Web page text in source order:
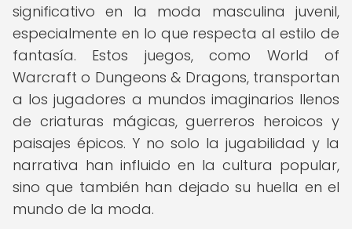
significativo en la moda masculina juvenil,
especialmente en lo que respecta al estilo de
fantasía. Estos juegos, como World of
Warcraft o Dungeons & Dragons, transportan
a los jugadores a mundos imaginarios llenos
de criaturas mágicas, guerreros heroicos y
paisajes épicos. Y no solo la jugabilidad y la
narrativa han influido en la cultura popular,
sino que también han dejado su huella en el
mundo de la moda.